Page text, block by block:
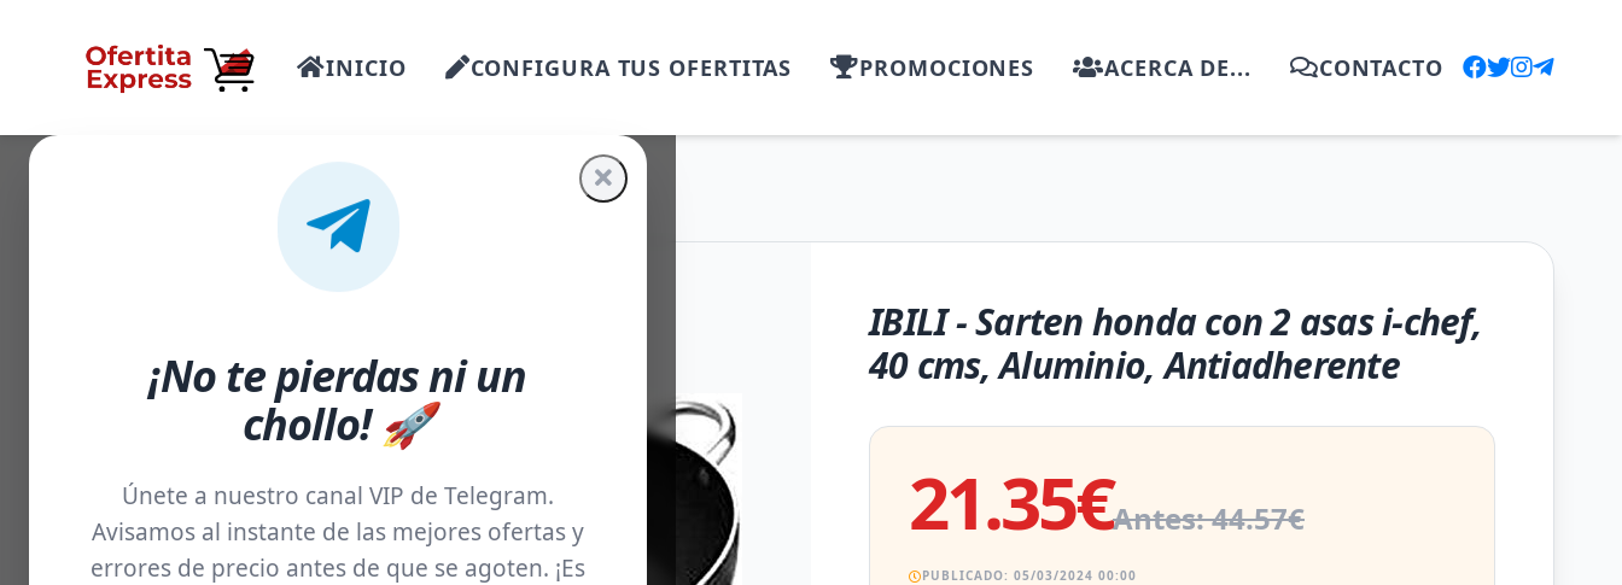
INICIO CONFIGURA TUS OFERTITAS PROMOCIONES ACERCA DE... CONTACTO
¡No te pierdas ni un
chollo! 🚀
Únete a nuestro canal VIP de Telegram.
Avisamos al instante de las mejores ofertas y
errores de precio antes de que se agoten. ¡Es
IBILI - Sarten honda con 2 asas i-chef,
40 cms, Aluminio, Antiadherente
21.35€Antes: 44.57€
PUBLICADO: 05/03/2024 00:00